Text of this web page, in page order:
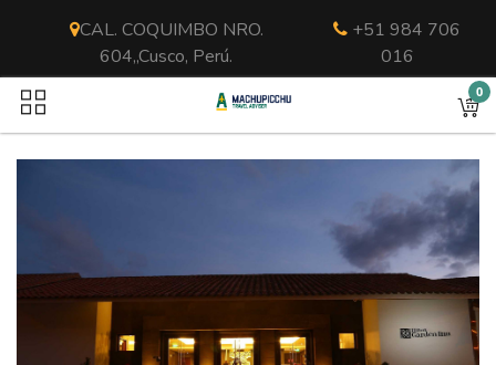
CAL. COQUIMBO NRO.
604,,Cusco, Perú.
+51 984 706
016
0